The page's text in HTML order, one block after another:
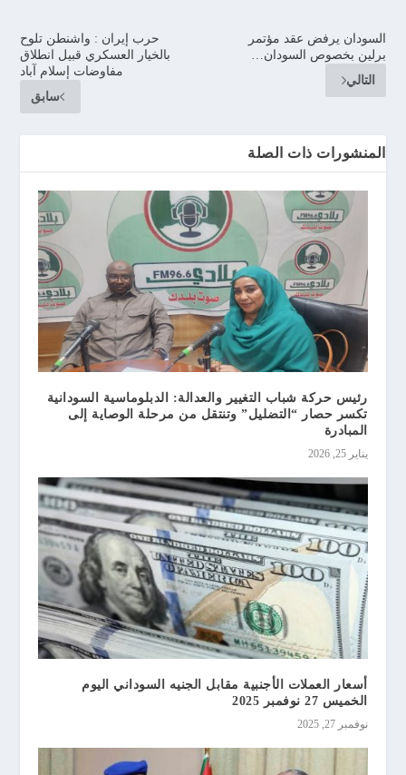
حرب إيران : واشنطن تلوح
بالخيار العسكري قبيل انطلاق
مفاوضات إسلام آباد
سابق
السودان يرفض عقد مؤتمر
برلين بخصوص السودان…
التالي
المنشورات ذات الصلة
رئيس حركة شباب التغيير والعدالة: الدبلوماسية السودانية
تكسر حصار “التضليل” وتنتقل من مرحلة الوصاية إلى
المبادرة
يناير 25, 2026
أسعار العملات الأجنبية مقابل الجنيه السوداني اليوم
الخميس 27 نوفمبر 2025
نوفمبر 27, 2025